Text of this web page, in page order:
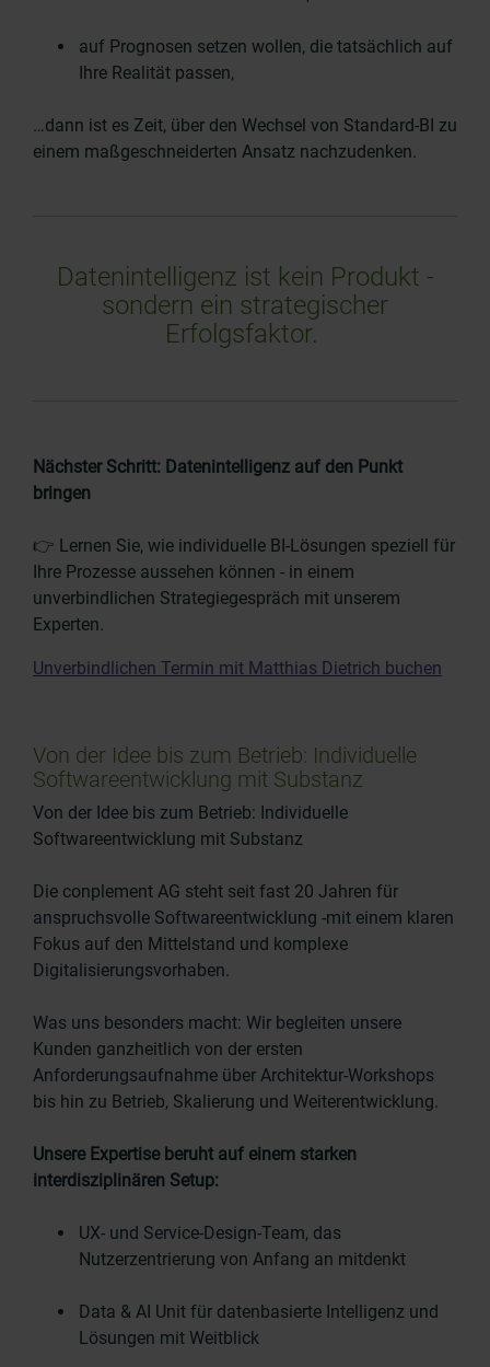
auf Prognosen setzen wollen, die tatsächlich auf
Ihre Realität passen,
…dann ist es Zeit, über den Wechsel von Standard-BI zu
einem maßgeschneiderten Ansatz nachzudenken.
Datenintelligenz ist kein Produkt -
sondern ein strategischer
Erfolgsfaktor.
Nächster Schritt: Datenintelligenz auf den Punkt
bringen
👉 Lernen Sie, wie individuelle BI-Lösungen speziell für
Ihre Prozesse aussehen können - in einem
unverbindlichen Strategiegespräch mit unserem
Experten.
Unverbindlichen Termin mit Matthias Dietrich buchen
Von der Idee bis zum Betrieb: Individuelle
Softwareentwicklung mit Substanz
Von der Idee bis zum Betrieb: Individuelle
Softwareentwicklung mit Substanz
Die conplement AG steht seit fast 20 Jahren für
anspruchsvolle Softwareentwicklung -mit einem klaren
Fokus auf den Mittelstand und komplexe
Digitalisierungsvorhaben.
Was uns besonders macht: Wir begleiten unsere
Kunden ganzheitlich von der ersten
Anforderungsaufnahme über Architektur-Workshops
bis hin zu Betrieb, Skalierung und Weiterentwicklung.
Unsere Expertise beruht auf einem starken
interdisziplinären Setup:
UX- und Service-Design-Team, das
Nutzerzentrierung von Anfang an mitdenkt
Data & AI Unit für datenbasierte Intelligenz und
Lösungen mit Weitblick